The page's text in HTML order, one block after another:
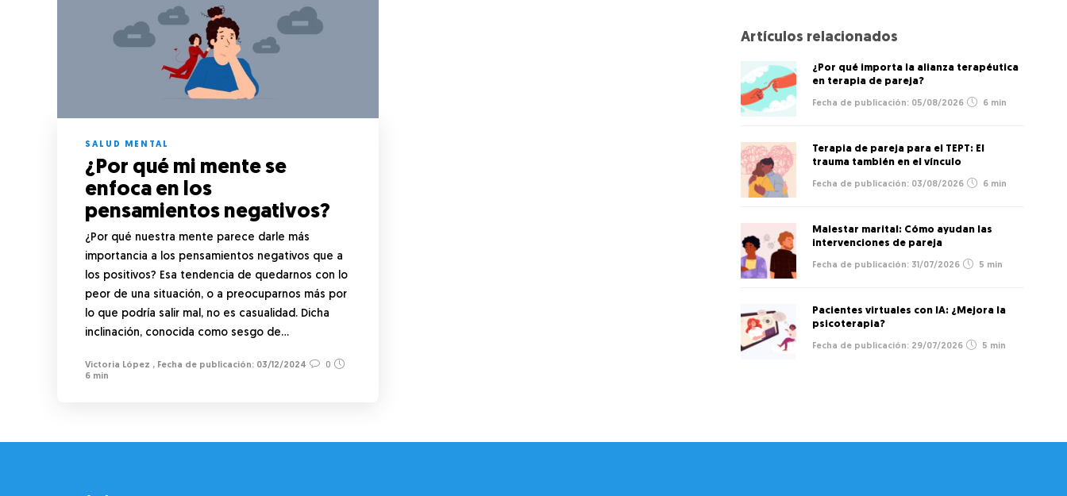
SALUD MENTAL
¿Por qué mi mente se
enfoca en los
pensamientos negativos?
¿Por qué nuestra mente parece darle más
importancia a los pensamientos negativos que a
los positivos? Esa tendencia de quedarnos con lo
peor de una situación, o a preocuparnos más por
lo que podría salir mal, no es casualidad. Dicha
inclinación, conocida como sesgo de…
Victoria López , 03/12/2024
0
6 min
Artículos relacionados
¿Por qué importa la alianza terapéutica
en terapia de pareja?
05/08/2026 6 min
Terapia de pareja para el TEPT: El
trauma también en el vínculo
03/08/2026 6 min
Malestar marital: Cómo ayudan las
intervenciones de pareja
31/07/2026 5 min
Pacientes virtuales con IA: ¿Mejora la
psicoterapia?
29/07/2026 5 min